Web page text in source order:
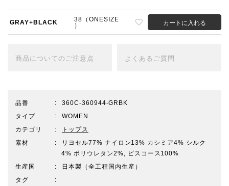
GRAY+BLACK
38（ONESIZE
）
カートに入れる
商品についての ご注意点 よくある ご質問
品番
360C-360944-GRBK
タイプ
WOMEN
カテゴリ
トップス
素材
リヨセル77% ナイロン13% カシミア4% シルク
4% ポリウレタン2%, ビスコース100%
生産国
日本製（全工程国内生産）
タグ